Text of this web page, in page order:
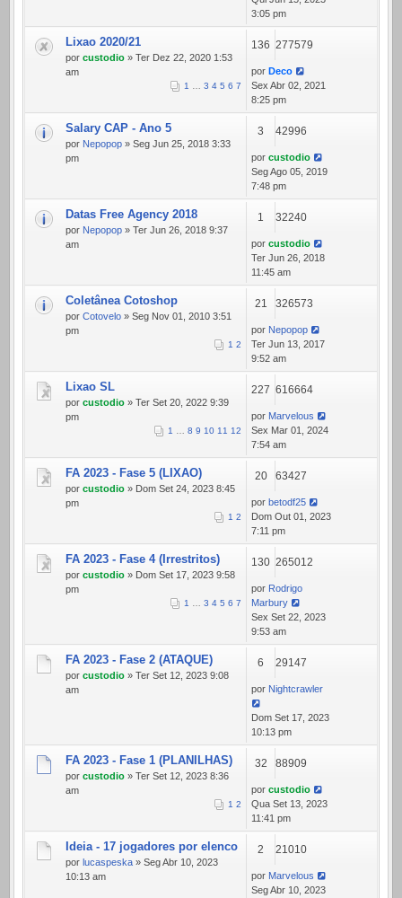
3:05 pm
Lixao 2020/21
por custodio » Ter Dez 22, 2020 1:53
am
1 … 3 4 5 6 7
136 277579
por Deco
Sex Abr 02, 2021
8:25 pm
Salary CAP - Ano 5
por Nepopop » Seg Jun 25, 2018 3:33
pm
3 42996
por custodio
Seg Ago 05, 2019
7:48 pm
Datas Free Agency 2018
por Nepopop » Ter Jun 26, 2018 9:37
am
1 32240
por custodio
Ter Jun 26, 2018
11:45 am
Coletânea Cotoshop
por Cotovelo » Seg Nov 01, 2010 3:51
pm
1 2
21 326573
por Nepopop
Ter Jun 13, 2017
9:52 am
Lixao SL
por custodio » Ter Set 20, 2022 9:39
pm
1 … 8 9 10 11 12
227 616664
por Marvelous
Sex Mar 01, 2024
7:54 am
FA 2023 - Fase 5 (LIXAO)
por custodio » Dom Set 24, 2023 8:45
pm
1 2
20 63427
por betodf25
Dom Out 01, 2023
7:11 pm
FA 2023 - Fase 4 (Irrestritos)
por custodio » Dom Set 17, 2023 9:58
pm
1 … 3 4 5 6 7
130 265012
por Rodrigo
Marbury
Sex Set 22, 2023
9:53 am
FA 2023 - Fase 2 (ATAQUE)
por custodio » Ter Set 12, 2023 9:08
am
6 29147
por Nightcrawler
Dom Set 17, 2023
10:13 pm
FA 2023 - Fase 1 (PLANILHAS)
por custodio » Ter Set 12, 2023 8:36
am
1 2
32 88909
por custodio
Qua Set 13, 2023
11:41 pm
Ideia - 17 jogadores por elenco
por lucaspeska » Seg Abr 10, 2023
10:13 am
2 21010
por Marvelous
Seg Abr 10, 2023